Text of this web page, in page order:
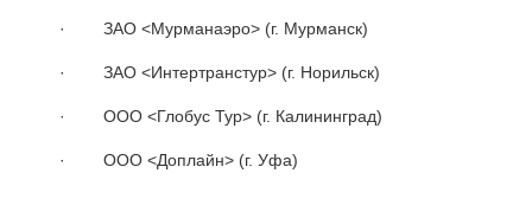
· ЗАО <Мурманаэро> (г. Мурманск)
· ЗАО <Интертранстур> (г. Норильск)
· ООО <Глобус Тур> (г. Калининград)
· ООО <Доплайн> (г. Уфа)